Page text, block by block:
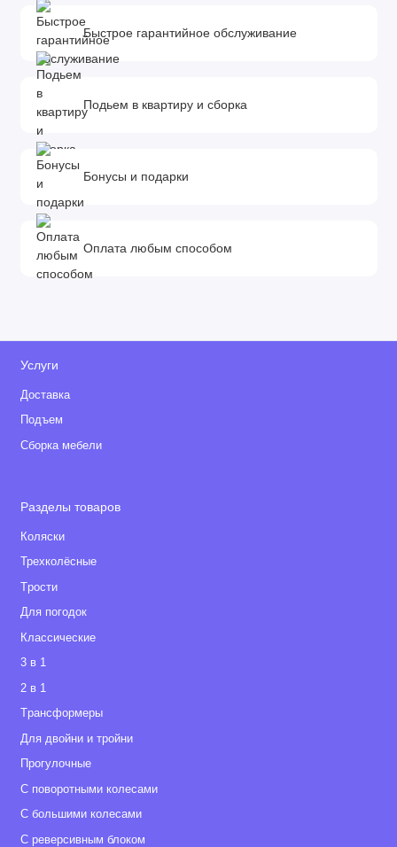
Быстрое гарантийное обслуживание
Подьем в квартиру и сборка
Бонусы и подарки
Оплата любым способом
Услуги
Доставка
Подъем
Сборка мебели
Разделы товаров
Коляски
Трехколёсные
Tрости
Для погодок
Классические
3 в 1
2 в 1
Tрансформеры
Для двойни и тройни
Прогулочные
С поворотными колесами
С большими колесами
С реверсивным блоком